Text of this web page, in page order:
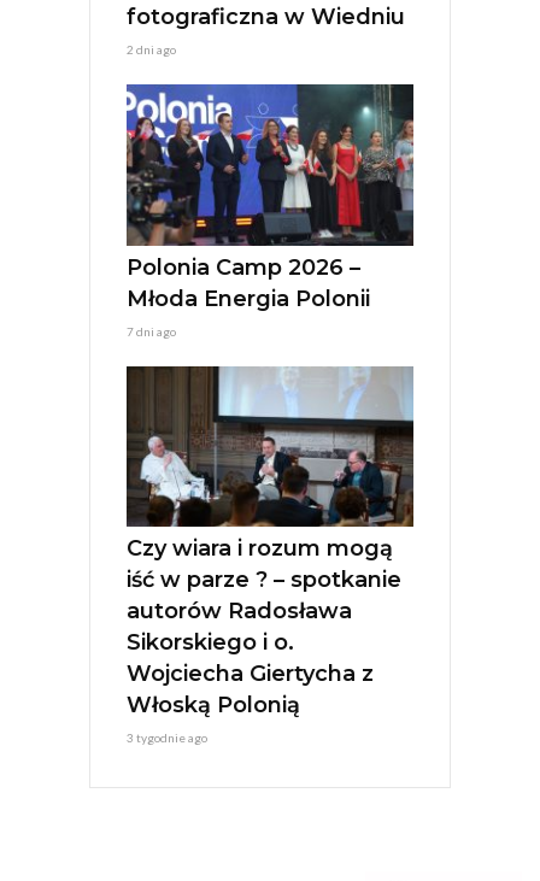
fotograficzna w Wiedniu
2 dni ago
Polonia Camp 2026 –
Młoda Energia Polonii
7 dni ago
Czy wiara i rozum mogą
iść w parze ? – spotkanie
autorów Radosława
Sikorskiego i o.
Wojciecha Giertycha z
Włoską Polonią
3 tygodnie ago